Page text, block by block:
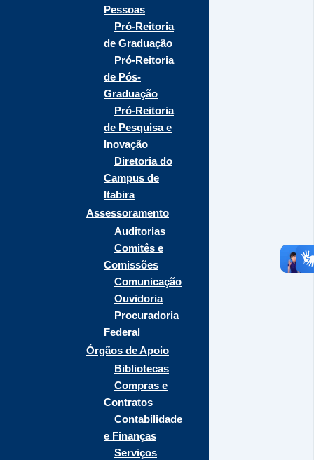
Pessoas
Pró-Reitoria
de Graduação
Pró-Reitoria
de Pós-
Graduação
Pró-Reitoria
de Pesquisa e
Inovação
Diretoria do
Campus de
Itabira
Assessoramento
Auditorias
Comitês e
Comissões
Comunicação
Ouvidoria
Procuradoria
Federal
Órgãos de Apoio
Bibliotecas
Compras e
Contratos
Contabilidade
e Finanças
Serviços